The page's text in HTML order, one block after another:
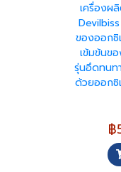
เครื่องผ
ของออกซิ
เข้มข้นข
รุ่นอึดทนท
ด้วยออกซิ
฿